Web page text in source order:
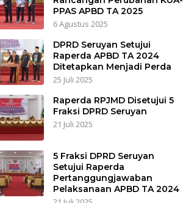
PPAS APBD TA 2025
6 Agustus 2025
DPRD Seruyan Setujui
Raperda APBD TA 2024
Ditetapkan Menjadi Perda
25 Juli 2025
Raperda RPJMD Disetujui 5
Fraksi DPRD Seruyan
21 Juli 2025
5 Fraksi DPRD Seruyan
Setujui Raperda
Pertanggungjawaban
Pelaksanaan APBD TA 2024